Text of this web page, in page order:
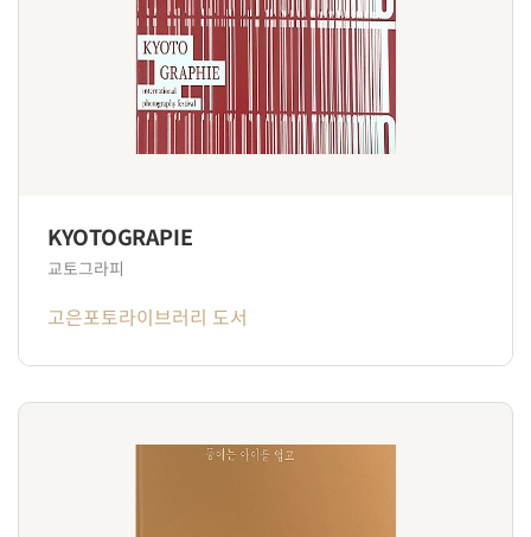
KYOTOGRAPIE
교토그라피
고은포토라이브러리 도서